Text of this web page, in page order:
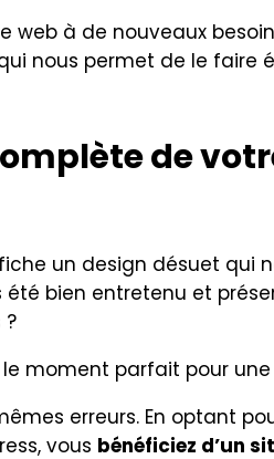
à de nouveaux
nous permet de le faire
de
un design désuet qui
été bien entretenu et
moment parfait pour
erreurs. En optant
vous bénéficiez d’un